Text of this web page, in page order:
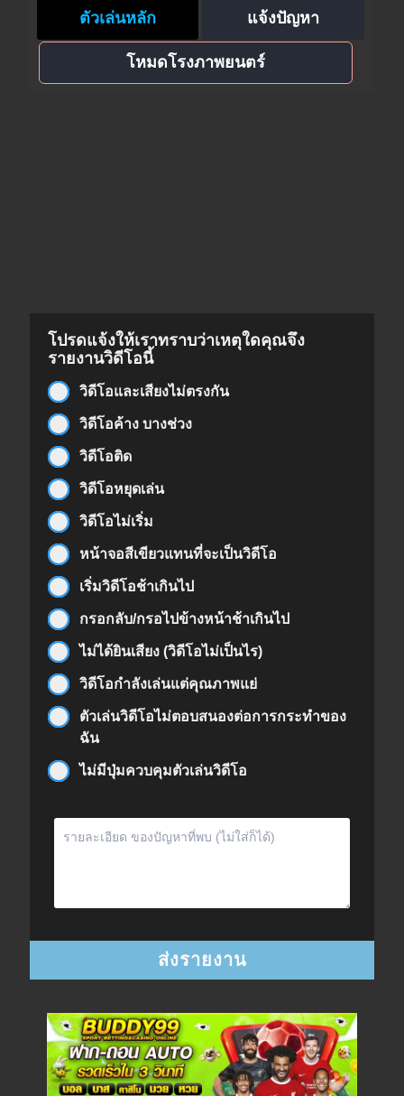
ตัวเล่นหลัก แจ้งปัญหา
โหมดโรงภาพยนตร์
โปรดแจ้งให้เราทราบว่าเหตุใดคุณจึง
รายงานวิดีโอนี้
วิดีโอและเสียงไม่ตรงกัน
วิดีโอค้าง บางช่วง
วิดีโอติด
วิดีโอหยุดเล่น
วิดีโอไม่เริ่ม
หน้าจอสีเขียวแทนที่จะเป็นวิดีโอ
เริ่มวิดีโอช้าเกินไป
กรอกลับ/กรอไปข้างหน้าช้าเกินไป
ไม่ได้ยินเสียง (วิดีโอไม่เป็นไร)
วิดีโอกำลังเล่นแต่คุณภาพแย่
ตัวเล่นวิดีโอไม่ตอบสนองต่อการกระทำของ
ฉัน
ไม่มีปุ่มควบคุมตัวเล่นวิดีโอ